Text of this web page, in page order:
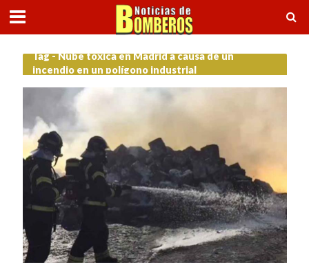
Tag - Nube tóxica en Madrid a causa de un
incendio en un polígono industrial